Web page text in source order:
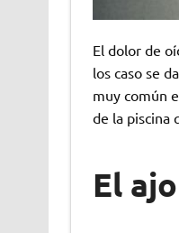
El dolor de
los caso se
muy común
de la piscina
El ajo